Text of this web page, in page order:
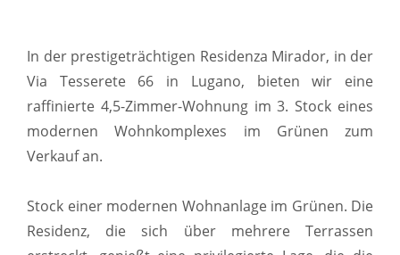
In der prestigeträchtigen Residenza Mirador, in der
Via Tesserete 66 in Lugano, bieten wir eine
raffinierte 4,5-Zimmer-Wohnung im 3. Stock eines
modernen Wohnkomplexes im Grünen zum
Verkauf an.
Stock einer modernen Wohnanlage im Grünen. Die
Residenz, die sich über mehrere Terrassen